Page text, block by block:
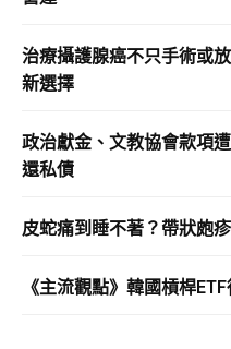
治療攝護腺癌不只手術或
新選擇
政治獻金、文教協會款項
還私債
皮蛇痛到睡不著？帶狀皰
《主流觀點》韓國槓桿